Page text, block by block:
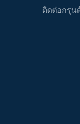
ติดต่อกรุน